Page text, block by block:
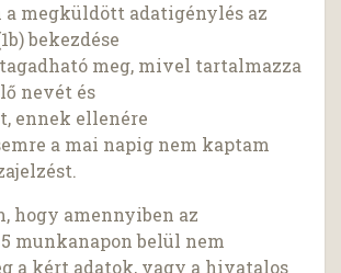
megküldött adatigénylés az
bekezdése
meg, mivel tartalmazza
nevét és
ennek ellenére
a mai napig nem kaptam
hogy amennyiben az
munkanapon belül nem
a kért adatok, vagy a hivatalos